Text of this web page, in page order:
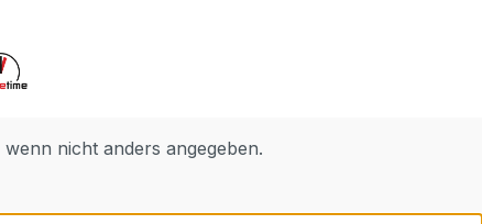
nicht anders angegeben.